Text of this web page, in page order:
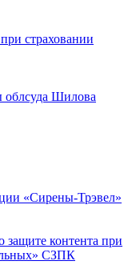
страховании
облсуда Шилова
«Сирены-Трэвел»
защите контента при
СЗПК